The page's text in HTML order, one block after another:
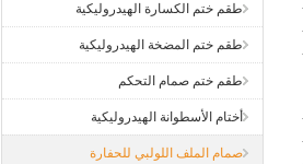
طقم ختم الكسارة الهيدروليكية
طقم ختم المضخة الهيدروليكية
طقم ختم صمام التحكم
أختام الأسطوانة الهيدروليكية
صمام الملف اللولبي للحفارة